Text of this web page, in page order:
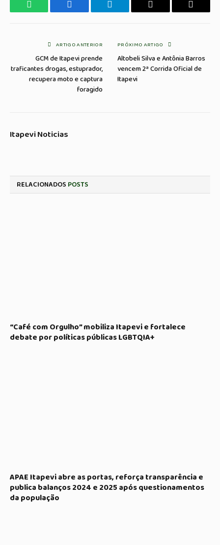
WhatsApp Facebook Telegrama Copiar
E-
ARTIGO ANTERIOR
GCM de Itapevi prende
traficantes drogas, estuprador,
recupera moto e captura
foragido
PRÓXIMO ARTIGO
Altobeli Silva e Antônia Barros
vencem 2ª Corrida Oficial de
Itapevi
Itapevi Noticias
RELACIONADOS POSTS
“Café com Orgulho” mobiliza Itapevi e fortalece
debate por políticas públicas LGBTQIA+
APAE Itapevi abre as portas, reforça transparência e
publica balanços 2024 e 2025 após questionamentos
da população